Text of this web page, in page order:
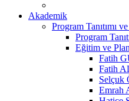
Akademik
Program Tanıtımı
Program
Eğitim ve
Fatih
Fatih
Selçuk
Emrah